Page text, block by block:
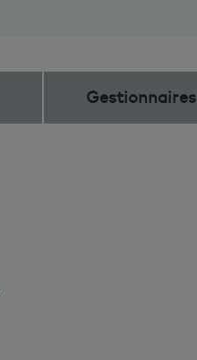
Gestionnaires